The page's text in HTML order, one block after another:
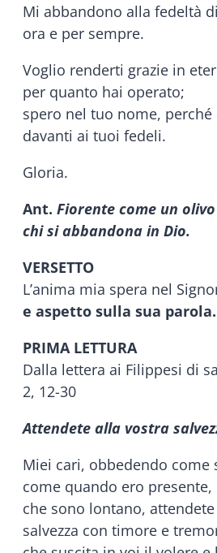
Mi abbandono alla fedeltà
ora e per sempre.
Voglio renderti grazie in
per quanto hai operato;
spero nel tuo nome,
davanti ai tuoi fedeli.
Gloria.
Ant. Fiorente come un olivo
chi si abbandona in Dio.
VERSETTO
L’anima mia spera nel
e aspetto sulla sua parola.
PRIMA LETTURA
Dalla lettera ai Filippesi di
2, 12-30
Attendete alla vostra
Miei cari, obbedendo come
come quando ero
che sono lontano,
salvezza con timore e